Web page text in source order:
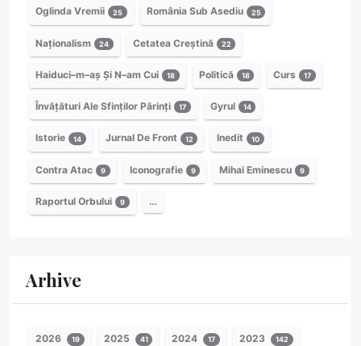
Oglinda Vremii 25 România Sub Asediu 25
Naționalism 24 Cetatea Creștină 22
Haiduci–m–aș Și N–am Cui 18 Politică 18 Curs 17
Învățături Ale Sfinților Părinți 17 Gyrul 14
Istorie 14 Jurnal De Front 12 Inedit 10
Contra Atac 9 Iconografie 9 Mihai Eminescu 9
Raportul Orbului 9 …
Arhive
2026 19 2025 41 2024 17 2023 142